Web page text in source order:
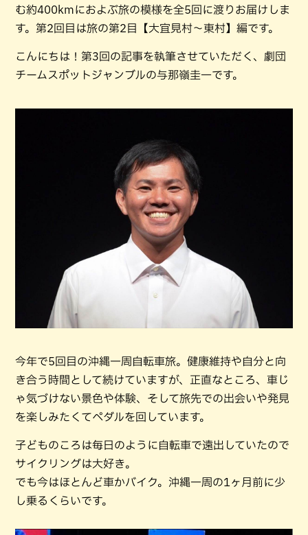
む約400kmにおよぶ旅の模様を全5回に渡りお届けしま
す。第2回目は旅の第2目【大宜見村～東村】編です。
こんにちは！第3回の記事を執筆させていただく、劇団
チームスポットジャンブルの与那嶺圭一です。
今年で5回目の沖縄一周自転車旅。健康維持や自分と向
き合う時間として続けていますが、正直なところ、車じ
ゃ気づけない景色や体験、そして旅先での出会いや発見
を楽しみたくてペダルを回しています。
子どものころは毎日のように自転車で遠出していたので
サイクリングは大好き。
でも今はほとんど車かバイク。沖縄一周の1ヶ月前に少
し乗るくらいです。